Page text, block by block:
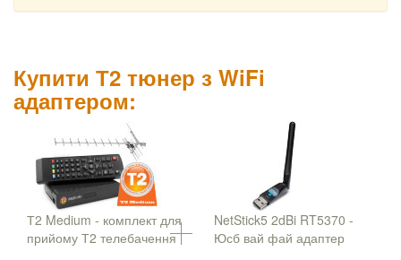
Купити Т2 тюнер з WiFi
адаптером:
Т2 Medium - комплект для
прийому Т2 телебачення
NetStick5 2dBi RT5370 -
Юсб вай фай адаптер